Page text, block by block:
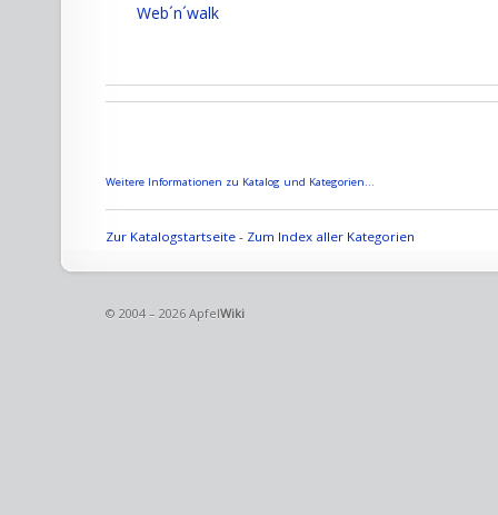
Web´n´walk
Weitere Informationen zu Katalog und Kategorien...
Zur Katalogstartseite - Zum Index aller Kategorien
© 2004 – 2026 ApfelWiki